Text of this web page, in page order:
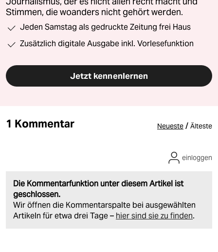
Stimmen, die woanders nicht gehört werden.
Jeden Samstag als gedruckte Zeitung frei Haus
Zusätzlich digitale Ausgabe inkl. Vorlesefunktion
Jetzt kennenlernen
1 Kommentar Neueste / Älteste
Die Kommentarfunktion unter diesem Artikel ist
geschlossen.
Wir öffnen die Kommentarspalte bei ausgewählten
Artikeln für etwa drei Tage – hier sind sie zu finden.
einloggen